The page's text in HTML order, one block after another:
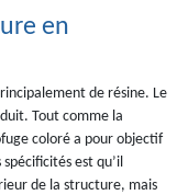
en
de résine. Le
Tout comme la
coloré a pour objectif
est qu’il
de la structure, mais